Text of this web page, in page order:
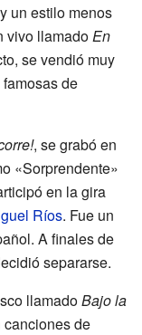
un estilo menos
vivo llamadoEn
se vendió muy
de
, se grabó en
«Sorprendente»
en la gira
Ríos. Fue un
A finales de
separarse.
llamadoBajo la
canciones de